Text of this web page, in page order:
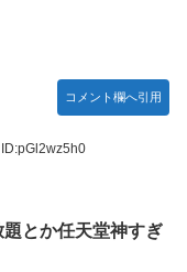
コメント欄へ引用
ID:pGl2wz5h0
とか任天堂神すぎ